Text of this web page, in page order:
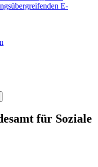
E-
für Soziale